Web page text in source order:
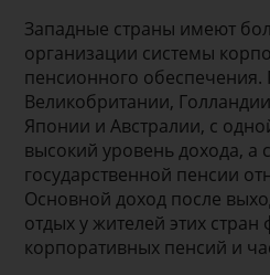
Западные страны имеют
организации системы
пенсионного
Великобритании,
Японии и Австралии, с
высокий уровень дохода, а
государственной пенсии
Основной доход после
отдых у жителей этих стран
корпоративных пенсий и